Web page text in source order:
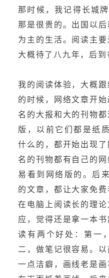
那时候，我记得长城
那是很贵的。出国以
为主的生活。阅读主
大概待了八九年，后到
我的阅读体验，大概
的时候，网络文章开
名的大报和大的刊物
版，以前它们都是纸
什么的，都开始出现
名的刊物都有自己的
易看到网络版的。后
的文章，都让大家免
在电脑上阅读长的理
应，觉得还是拿一本
读有两个好处：第一
二，做笔记很容易。
一点洁癖，画线老是